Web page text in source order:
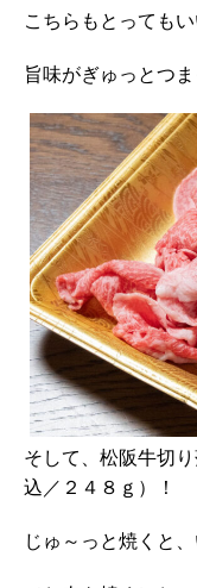
こちらもとってもい
旨味がぎゅっとつ
そして、松阪牛切
込／２４８ｇ）！
じゅ～っと焼くと